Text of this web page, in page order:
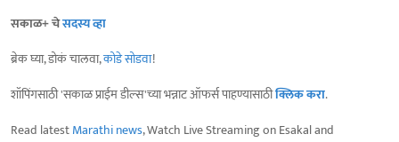
सकाळ+ चेसदस्य व्हा
ब्रेक घ्या, डोकं चालवा,कोडे सोडवा!
शॉपिंगसाठी 'सकाळ प्राईम डील्स'च्या भन्नाट ऑफर्स पाहण्यासाठीक्लिक करा.
Read latestMarathi news, Watch Live Streaming on Esakal and